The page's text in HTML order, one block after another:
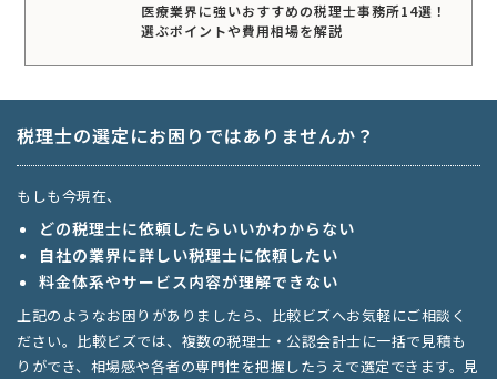
医療業界に強いおすすめの税理士事務所14選！
選ぶポイントや費用相場を解説
税理士の選定にお困りではありませんか？
もしも今現在、
どの税理士に依頼したらいいかわからない
自社の業界に詳しい税理士に依頼したい
料金体系やサービス内容が理解できない
上記のようなお困りがありましたら、比較ビズへお気軽にご相談く
ださい。比較ビズでは、複数の税理士・公認会計士に一括で見積も
りができ、相場感や各者の専門性を把握したうえで選定できます。見